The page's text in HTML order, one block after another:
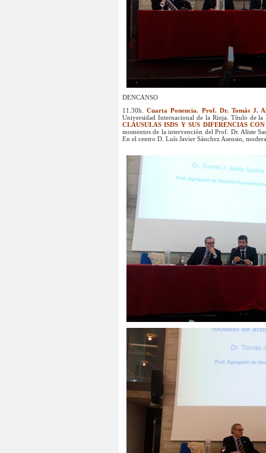
DENCANSO
11.30h.Cuarta Ponencia. Prof. Dr. Tomás J.
Universidad Internacional de la Rioja. Título de la
CLÁUSULAS ISDS Y SUS DIFERENCIAS
momentos de la intervención del Prof. Dr. Aliste
En el centro D. Luís Javier Sánchez Asensio,